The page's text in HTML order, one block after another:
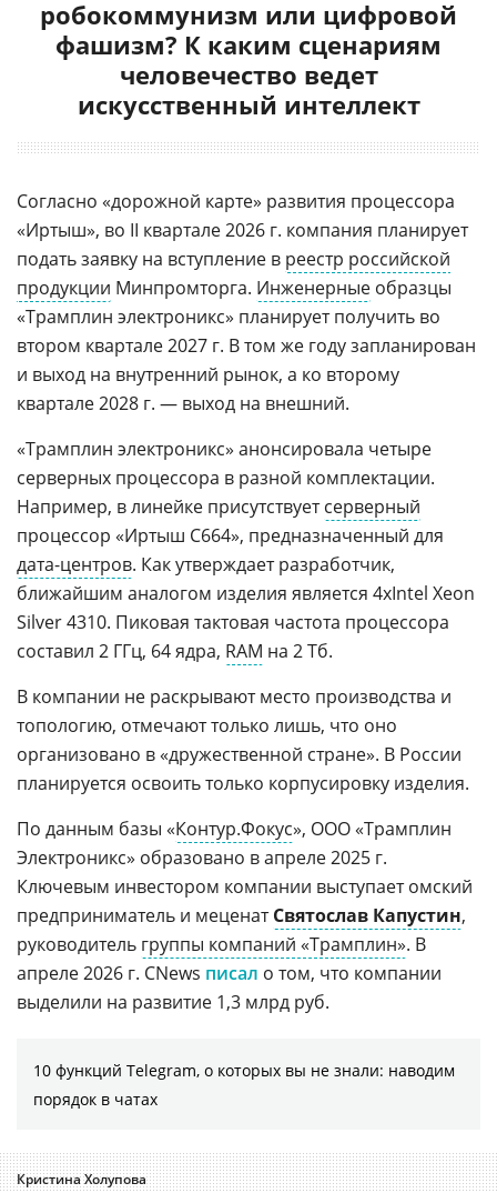
робокоммунизм или цифровой
фашизм? К каким сценариям
человечество ведет
искусственный интеллект
Согласно «дорожной карте» развития процессора
«Иртыш», во II квартале 2026 г. компания планирует
подать заявку на вступление в реестр российской
продукции Минпромторга. Инженерные образцы
«Трамплин электроникс» планирует получить во
втором квартале 2027 г. В том же году запланирован
и выход на внутренний рынок, а ко второму
квартале 2028 г. — выход на внешний.
«Трамплин электроникс» анонсировала четыре
серверных процессора в разной комплектации.
Например, в линейке присутствуетсерверный
процессор «Иртыш С664», предназначенный для
дата-центров. Как утверждает разработчик,
ближайшим аналогом изделия является 4хIntel Xeon
Silver 4310. Пиковая тактовая частота процессора
составил 2 ГГц, 64 ядра, RAM на 2 Тб.
В компании не раскрывают место производства и
топологию, отмечают только лишь, что оно
организовано в «дружественной стране». В России
планируется освоить только корпусировку изделия.
По данным базы «Контур.Фокус», ООО «Трамплин
Электроникс» образовано в апреле 2025 г.
Ключевым инвестором компании выступает омский
предприниматель и меценатСвятослав Капустин,
руководитель группы компаний «Трамплин». В
апреле 2026 г. CNews писал о том, что компании
выделили на развитие 1,3 млрд руб.
10 функций Telegram, о которых вы не знали: наводим
порядок в чатах
Кристина Холупова